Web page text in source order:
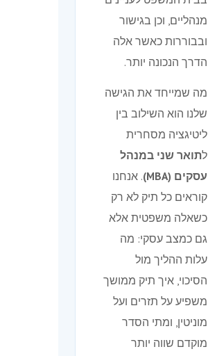
מנהליים, וכן בגישור
ובבוררות כאשר אלה
הדרך הנכונה יותר.
מה שמייחד את הגישה
שלנו הוא השילוב בין
ליטיגציה מסחרית
לתואר שני במנהל
עסקים (MBA)
. אנחנו
קוראים כל תיק לא רק
כשאלה משפטית אלא
גם כמצב עסקי: מה
עלות ההליך מול
הסיכוי, איך תיק ממושך
משפיע על תזרים ועל
מוניטין, ומתי הסדר
מוקדם שווה יותר